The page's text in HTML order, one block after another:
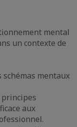
mental
un contexte de
mentaux
aux